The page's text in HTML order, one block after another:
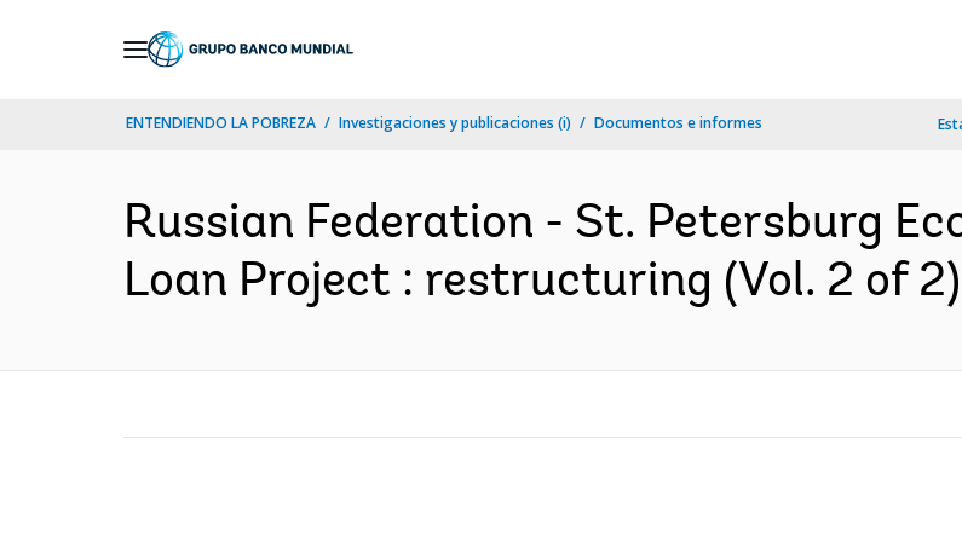
ENTENDIENDO LA POBREZA Investigaciones y publicaciones (i) Documentos e informes
Russian Federation - St. Petersburg
Loan Project : restructuring (Vol. 2 of